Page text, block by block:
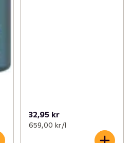
32,95 kr
659,00 kr /l